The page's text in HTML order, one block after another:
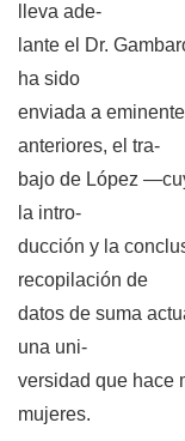
lleva ade-
lante el Dr.
ha sido
enviada a
anteriores, el tra-
bajo de López
la intro-
ducción y la
recopilación de
datos de suma
una uni-
versidad que hace
mujeres.